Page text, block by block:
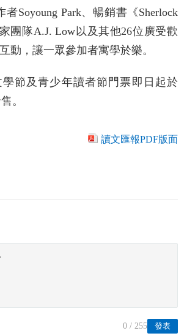
者Soyoung Park、暢銷書《Sherlock
團隊A.J. Low以及其他26位廣受歡
動，讓一眾參加者寓學於樂。
節及青少年讀者節門票即日起於
。
讀文匯報PDF版面
發表
0 / 255